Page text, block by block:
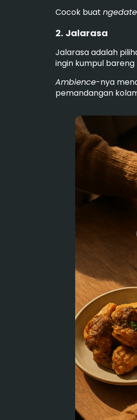
Cocok buat ngedate
2. Jalarasa
Jalarasa adalah
ingin kumpul
Ambience-nya
pemandangan